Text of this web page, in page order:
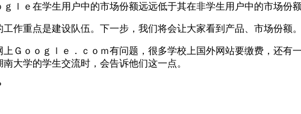
ｌｅ在学生用户中的市场份额远远低于其在非学生用户中的市场份
重点是建设队伍。下一步，我们将会让大家看到产品、市场份额。
ｏｏｇｌｅ．ｃｏｍ有问题，很多学校上国外网站要缴费，还有
大学的学生交流时，会告诉他们这一点。